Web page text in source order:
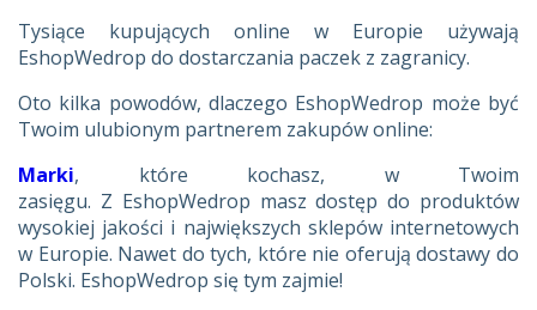
Tysiące kupujących online w Europie używają
EshopWedrop do dostarczania paczek z zagranicy.
Oto kilka powodów, dlaczego EshopWedrop może być
Twoim ulubionym partnerem zakupów online:
Marki,
które kochasz, w Twoim
zasięgu. Z EshopWedrop masz dostęp do produktów
wysokiej jakości i największych sklepów internetowych
w Europie. Nawet do tych, które nie oferują dostawy do
Polski. EshopWedrop się tym zajmie!